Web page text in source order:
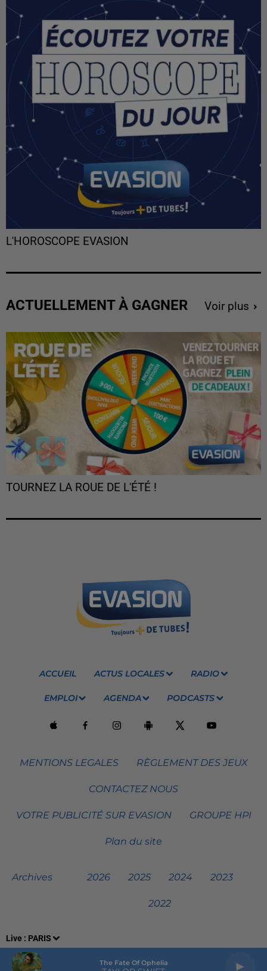
Live : PARIS
The Fate Of Ophelia
L'HOROSCOPE EVASION
ACTUELLEMENT À GAGNER Voir plus
TOURNEZ LA ROUE DE L'ÉTÉ !
ACCUEIL ACTUS LOCALES RADIO
EMPLOI AGENDA PODCASTS
MENTIONS LEGALES RÈGLEMENT DES JEUX
CONTACTEZ NOUS
VOTRE PUBLICITÉ SUR EVASION GROUPE HPI
Plan du site
Archives 2026 2025 2024 2023
2022